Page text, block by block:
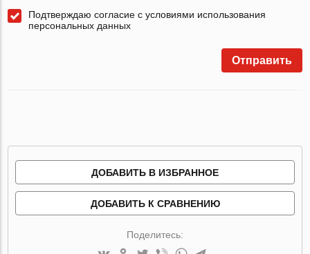
Подтверждаю согласие с условиями использования
персональных данных
Отправить
ДОБАВИТЬ В ИЗБРАННОЕ
ДОБАВИТЬ К СРАВНЕНИЮ
Поделитесь: